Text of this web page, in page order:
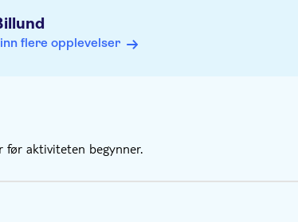
flere opplevelser
før aktiviteten begynner.